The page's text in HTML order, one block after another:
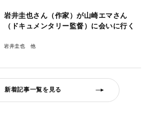
岩井圭也さん（作家）が山崎エマさん
（ドキュメンタリー監督）に会いに行く
岩井圭也
新着記事一覧を見る